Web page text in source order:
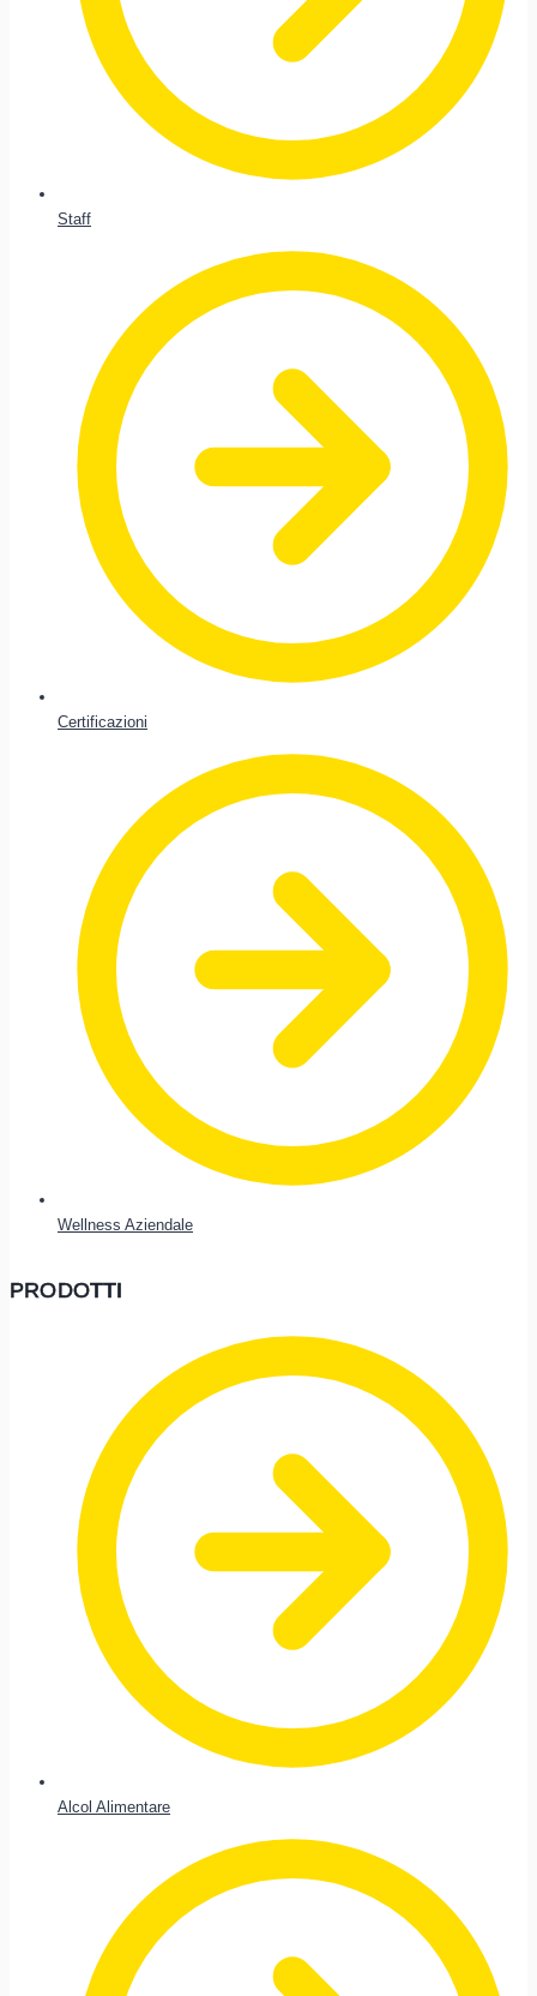
Staff
Certificazioni
Wellness Aziendale
PRODOTTI
Alcol Alimentare